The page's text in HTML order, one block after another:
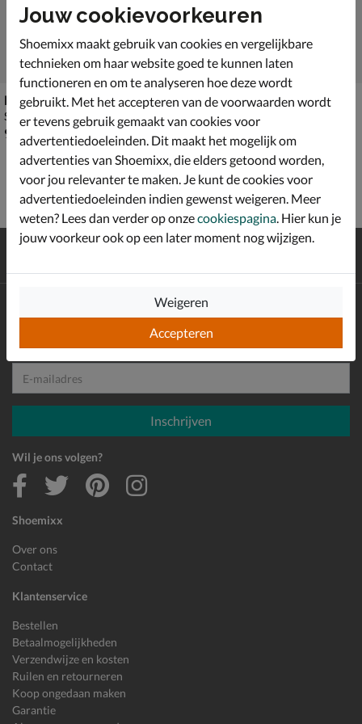
Reef Leather Off Shore
Slippers - bruin
€ 99,99
99
Reef Cushion Phantom
Slippers - bruin
69
Gratisverzending en retour*
Shoemixx
Over ons
Contact
Klantenservice
Bestellen
Betaalmogelijkheden
Verzendwijze en kosten
Ruilen en retourneren
Koop ongedaan maken
Garantie
Schrijf je in voor de Shoemixx nieuwsbrief en ontvang €10,-
E-mailadres
Inschrijven
Wil je ons volgen?
Jouw cookievoorkeuren
Shoemixx maakt gebruik van cookies en vergelijkbare
technieken om haar website goed te kunnen laten
functioneren en om te analyseren hoe deze wordt
gebruikt. Met het accepteren van de voorwaarden wordt
er tevens gebruik gemaakt van cookies voor
advertentiedoeleinden. Dit maakt het mogelijk om
advertenties van Shoemixx, die elders getoond worden,
voor jou relevanter te maken. Je kunt de cookies voor
advertentiedoeleinden indien gewenst weigeren. Meer
weten? Lees dan verder op onzecookiespagina. Hier kun je
jouw voorkeur ook op een later moment nog wijzigen.
Accepteren
Weigeren